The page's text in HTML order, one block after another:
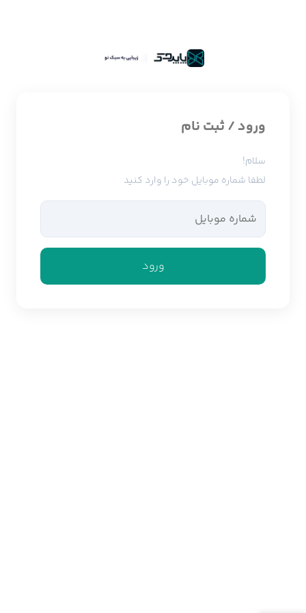
ورود / ثبت نام
سلام!
لطفا شماره موبایل خود را وارد کنید
ورود